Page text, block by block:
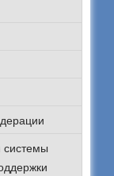
системы